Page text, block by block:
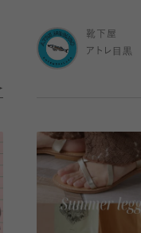
靴下屋
アトレ目黒